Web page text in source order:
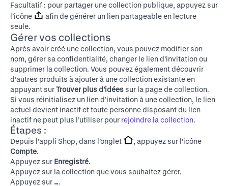
Facultatif : pour partager une collection publique, appuyez sur
l’icône
afin de générer un lien partageable en lecture
seule.
Gérer vos collections
Après avoir créé une collection, vous pouvez modifier son
nom, gérer sa confidentialité, changer le lien d’invitation ou
supprimer la collection. Vous pouvez également découvrir
d’autres produits à ajouter à une collection existante en
appuyant surTrouver plus d’idées sur la page de collection.
Si vous réinitialisez un lien d’invitation à une collection, le lien
actuel devient inactif et toute personne disposant du lien
inactif ne peut plus l’utiliser pour rejoindre la collection.
Étapes :
Depuis l’appli Shop, dans l’onglet
, appuyez sur l’icône
Compte.
Appuyez sur Enregistré.
Appuyez sur la collection que vous souhaitez gérer.
Appuyez sur ….